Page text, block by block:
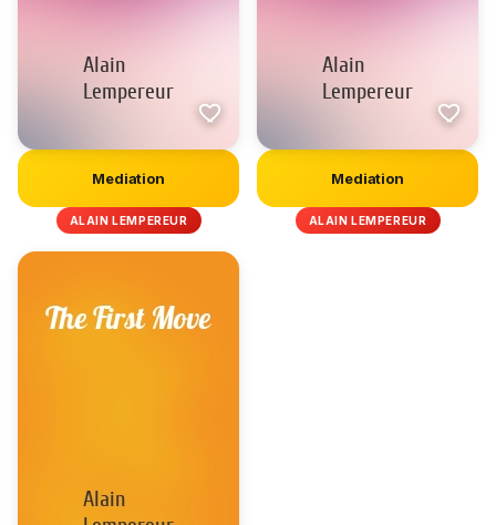
Mediation
ALAIN LEMPEREUR
Mediation
ALAIN LEMPEREUR